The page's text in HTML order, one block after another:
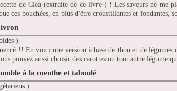
de Clea (extraite de ce livre ) ! Les saveurs ne me
ces bouchées, en plus d'être croustillantes et fondantes,
)
!! En voici une version à base de thon et de
pouvez aussi choisir des carottes ou tout autre légume
à la menthe et taboulé
)